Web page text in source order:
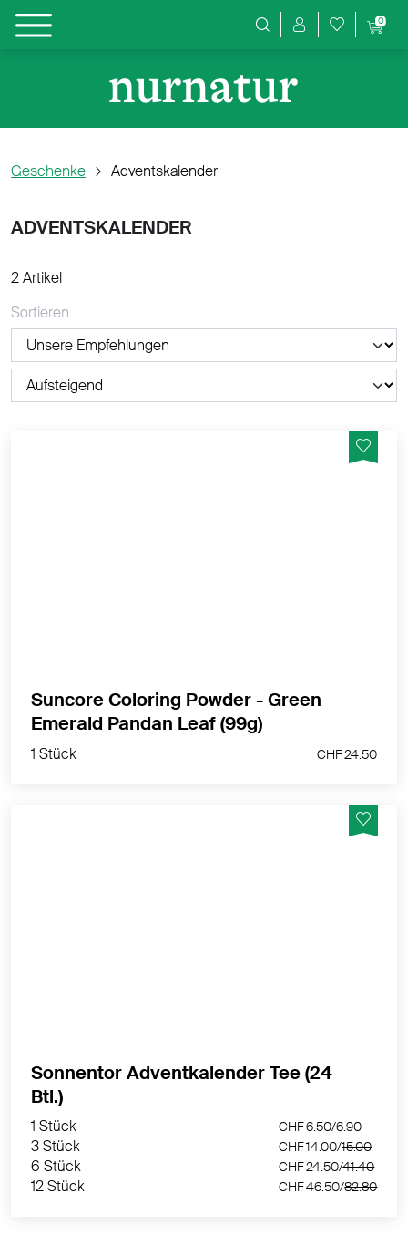
Produktsuche
0
Geschenke Adventskalender
ADVENTSKALENDER
2 Artikel
Sortieren
1 Stück
Suncore Coloring Powder - Green
Emerald Pandan Leaf (99g)
1 Stück CHF 24.50
Zurzeit nicht lieferbar
Sie können sich benachrichtigen lassen, sobald der
Artikel wieder verfügbar ist.
BENACHRICHTIGEN
Sonnentor Adventkalender Tee (24
Btl.)
1 Stück
3 Stück
6 Stück
12 Stück
CHF 6.50/6.90
CHF 14.00/15.00
CHF 24.50/41.40
CHF 46.50/82.80